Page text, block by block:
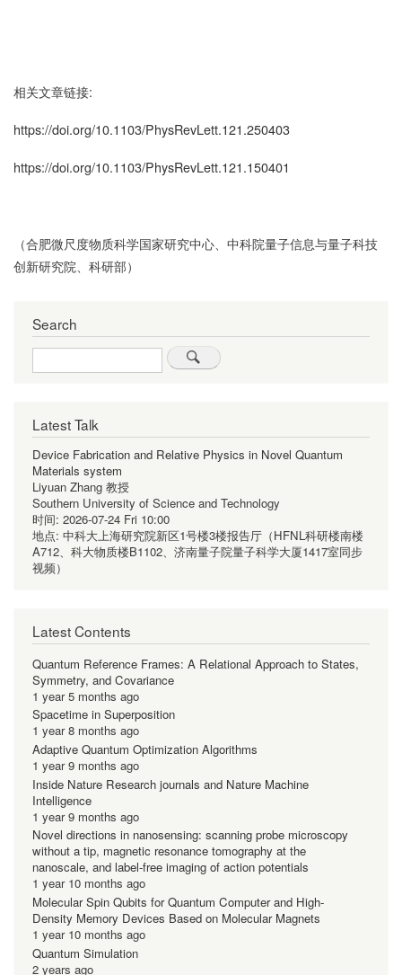
相关文章链接:
https://doi.org/10.1103/PhysRevLett.121.250403
https://doi.org/10.1103/PhysRevLett.121.150401
（合肥微尺度物质科学国家研究中心、中科院量子信息与量子科技
创新研究院、科研部）
Search
Search
Latest Talk
Device Fabrication and Relative Physics in Novel Quantum
Materials system
Liyuan Zhang 教授
Southern University of Science and Technology
时间: 2026-07-24 Fri 10:00
地点: 中科大上海研究院新区1号楼3楼报告厅（HFNL科研楼南楼
A712、科大物质楼B1102、济南量子院量子科学大厦1417室同步
视频）
Latest Contents
Quantum Reference Frames: A Relational Approach to States,
Symmetry, and Covariance
1 year 5 months ago
Spacetime in Superposition
1 year 8 months ago
Adaptive Quantum Optimization Algorithms
1 year 9 months ago
Inside Nature Research journals and Nature Machine
Intelligence
1 year 9 months ago
Novel directions in nanosensing: scanning probe microscopy
without a tip, magnetic resonance tomography at the
nanoscale, and label-free imaging of action potentials
1 year 10 months ago
Molecular Spin Qubits for Quantum Computer and High-
Density Memory Devices Based on Molecular Magnets
1 year 10 months ago
Quantum Simulation
2 years ago